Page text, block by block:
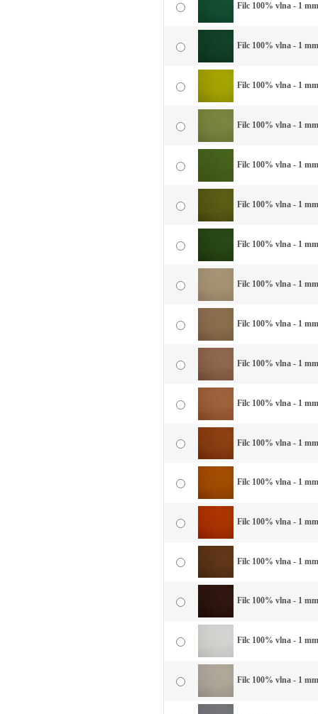
Filc 100% vlna - 1
Filc 100% vlna - 1
Filc 100% vlna - 1
Filc 100% vlna - 1
Filc 100% vlna - 1
Filc 100% vlna - 1
Filc 100% vlna - 1
Filc 100% vlna - 1
Filc 100% vlna - 1
Filc 100% vlna - 1
Filc 100% vlna - 1
Filc 100% vlna - 1
Filc 100% vlna - 1
Filc 100% vlna - 1
Filc 100% vlna - 1
Filc 100% vlna - 1
Filc 100% vlna - 1
Filc 100% vlna - 1